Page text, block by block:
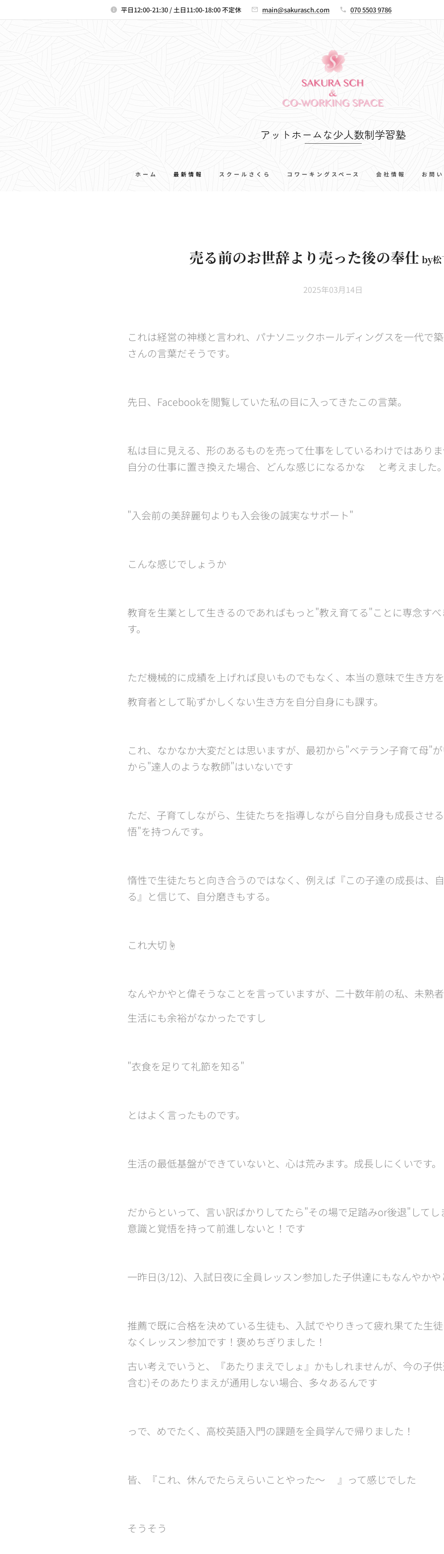
平日12:00-21:30 / 土日11:00-18:00 不定休 main@sakurasch.com 070 5503 9786
アットホームな少人数制学習塾
ホーム 最新情報 スクールさくら コワーキングスペース 会社情報 お問
売る前のお世辞より売った後の奉仕 by松
2025年03月14日
これは経営の神様と言われ、パナソニックホールディングスを一代で
さんの言葉だそうです。
先日、Facebookを閲覧していた私の目に入ってきたこの言葉。
私は目に見える、形のあるものを売って仕事をしているわけではあり
自分の仕事に置き換えた場合、どんな感じになるかな🧐と考えました。
"入会前の美辞麗句よりも入会後の誠実なサポート"
こんな感じでしょうか🤗
教育を生業として生きるのであればもっと"教え育てる"ことに専念す
す。
ただ機械的に成績を上げれば良いものでもなく、本当の意味で生き方を
教育者として恥ずかしくない生き方を自分自身にも課す。
これ、なかなか大変だとは思いますが、最初から"ベテラン子育て母"
から"達人のような教師"はいないです😅
ただ、子育てしながら、生徒たちを指導しながら自分自身も成長させ
悟"を持つんです。
惰性で生徒たちと向き合うのではなく、例えば『この子達の成長は、
る』と信じて、自分磨きもする。
これ大切☝️
なんやかやと偉そうなことを言っていますが、二十数年前の私、未熟
生活にも余裕がなかったですし😓
"衣食を足りて礼節を知る"
とはよく言ったものです。
生活の最低基盤ができていないと、心は荒みます。成長しにくいです。
だからといって、言い訳ばかりしてたら"その場で足踏みor後退"して
意識と覚悟を持って前進しないと！です😊
一昨日(3/12)、入試日夜に全員レッスン参加した子供達にもなんやかや
推薦で既に合格を決めている生徒も、入試でやりきって疲れ果てた生
なくレッスン参加です！褒めちぎりました！
古い考えでいうと、『あたりまえでしょ』かもしれませんが、今の子
含む)そのあたりまえが通用しない場合、多々あるんです😓
っで、めでたく、高校英語入門の課題を全員学んで帰りました！
皆、『これ、休んでたらえらいことやった〜💦』って感じでした😙
そうそう😁